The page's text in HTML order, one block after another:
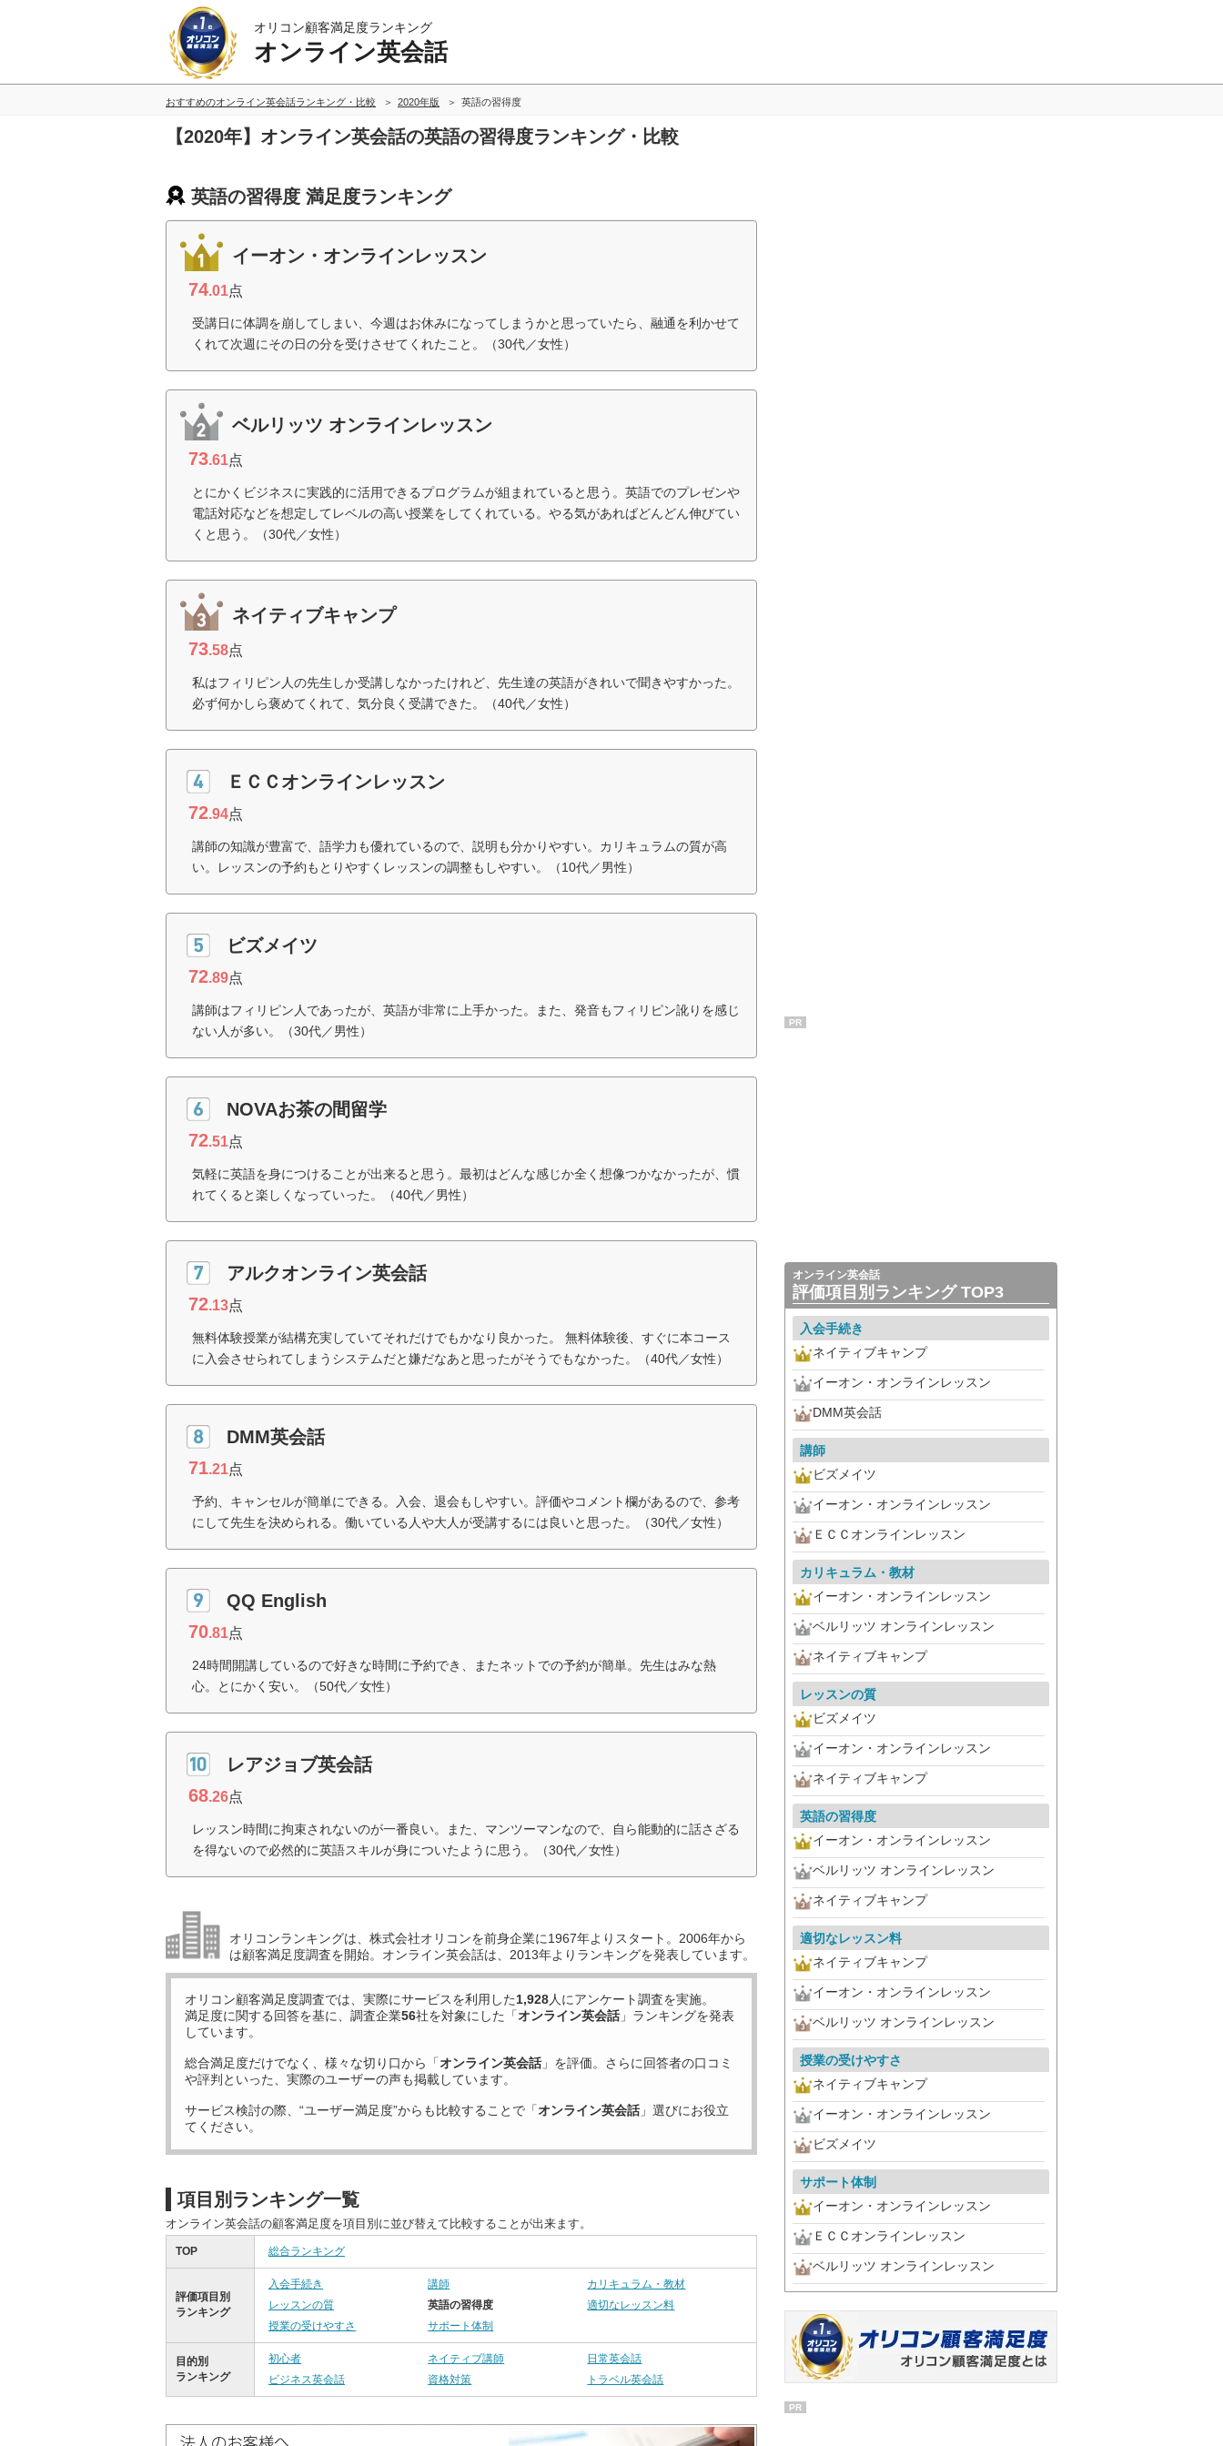
オリコン顧客満足度ランキング
オンライン英会話
おすすめのオンライン英会話ランキング・比較 2020年版 英語の習得度
【2020年】オンライン英会話の英語の習得度ランキング・比較
英語の習得度 満足度ランキング
イーオン・オンラインレッスン
74.01点
受講日に体調を崩してしまい、今週はお休みになってしまうかと思っていたら、融通を利かせて
くれて次週にその日の分を受けさせてくれたこと。（30代／女性）
ベルリッツ オンラインレッスン
73.61点
とにかくビジネスに実践的に活用できるプログラムが組まれていると思う。英語でのプレゼンや
電話対応などを想定してレベルの高い授業をしてくれている。やる気があればどんどん伸びてい
くと思う。（30代／女性）
ネイティブキャンプ
73.58点
私はフィリピン人の先生しか受講しなかったけれど、先生達の英語がきれいで聞きやすかった。
必ず何かしら褒めてくれて、気分良く受講できた。（40代／女性）
ＥＣＣオンラインレッスン
72.94点
講師の知識が豊富で、語学力も優れているので、説明も分かりやすい。カリキュラムの質が高
い。レッスンの予約もとりやすくレッスンの調整もしやすい。（10代／男性）
ビズメイツ
72.89点
講師はフィリピン人であったが、英語が非常に上手かった。また、発音もフィリピン訛りを感じ
ない人が多い。（30代／男性）
NOVAお茶の間留学
72.51点
気軽に英語を身につけることが出来ると思う。最初はどんな感じか全く想像つかなかったが、慣
れてくると楽しくなっていった。（40代／男性）
アルクオンライン英会話
72.13点
無料体験授業が結構充実していてそれだけでもかなり良かった。 無料体験後、すぐに本コース
に入会させられてしまうシステムだと嫌だなあと思ったがそうでもなかった。（40代／女性）
DMM英会話
71.21点
予約、キャンセルが簡単にできる。入会、退会もしやすい。評価やコメント欄があるので、参考
にして先生を決められる。働いている人や大人が受講するには良いと思った。（30代／女性）
QQ English
70.81点
24時間開講しているので好きな時間に予約でき、またネットでの予約が簡単。先生はみな熱
心。とにかく安い。（50代／女性）
レアジョブ英会話
68.26点
レッスン時間に拘束されないのが一番良い。また、マンツーマンなので、自ら能動的に話さざる
を得ないので必然的に英語スキルが身についたように思う。（30代／女性）
オリコンランキングは、株式会社オリコンを前身企業に1967年よりスタート。2006年から
は顧客満足度調査を開始。オンライン英会話は、2013年よりランキングを発表しています。
オリコン顧客満足度調査では、実際にサービスを利用した1,928人にアンケート調査を実施。
満足度に関する回答を基に、調査企業56社を対象にした「オンライン英会話」ランキングを発表
しています。
総合満足度だけでなく、様々な切り口から「オンライン英会話」を評価。さらに回答者の口コミ
や評判といった、実際のユーザーの声も掲載しています。
サービス検討の際、“ユーザー満足度”からも比較することで「オンライン英会話」選びにお役立
てください。
項目別ランキング一覧
オンライン英会話の顧客満足度を項目別に並び替えて比較することが出来ます。
TOP 総合ランキング
評価項目別
ランキング
入会手続き 講師
カリキュラム・教材
レッスンの質
英語の習得度
適切なレッスン料
授業の受けやすさ
サポート体制
目的別
ランキング
初心者 ネイティブ講師
日常英会話
ビジネス英会話
資格対策 トラベル英会話
PR
オンライン英会話
評価項目別ランキング TOP3
入会手続き
ネイティブキャンプ
イーオン・オンラインレッスン
DMM英会話
講師
ビズメイツ
イーオン・オンラインレッスン
ＥＣＣオンラインレッスン
カリキュラム・教材
イーオン・オンラインレッスン
ベルリッツ オンラインレッスン
ネイティブキャンプ
レッスンの質
ビズメイツ
イーオン・オンラインレッスン
ネイティブキャンプ
英語の習得度
イーオン・オンラインレッスン
ベルリッツ オンラインレッスン
ネイティブキャンプ
適切なレッスン料
ネイティブキャンプ
イーオン・オンラインレッスン
ベルリッツ オンラインレッスン
授業の受けやすさ
ネイティブキャンプ
イーオン・オンラインレッスン
ビズメイツ
サポート体制
イーオン・オンラインレッスン
ＥＣＣオンラインレッスン
ベルリッツ オンラインレッスン
PR